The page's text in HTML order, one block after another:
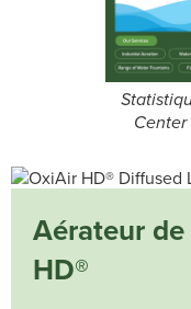
Aérateur
HD®